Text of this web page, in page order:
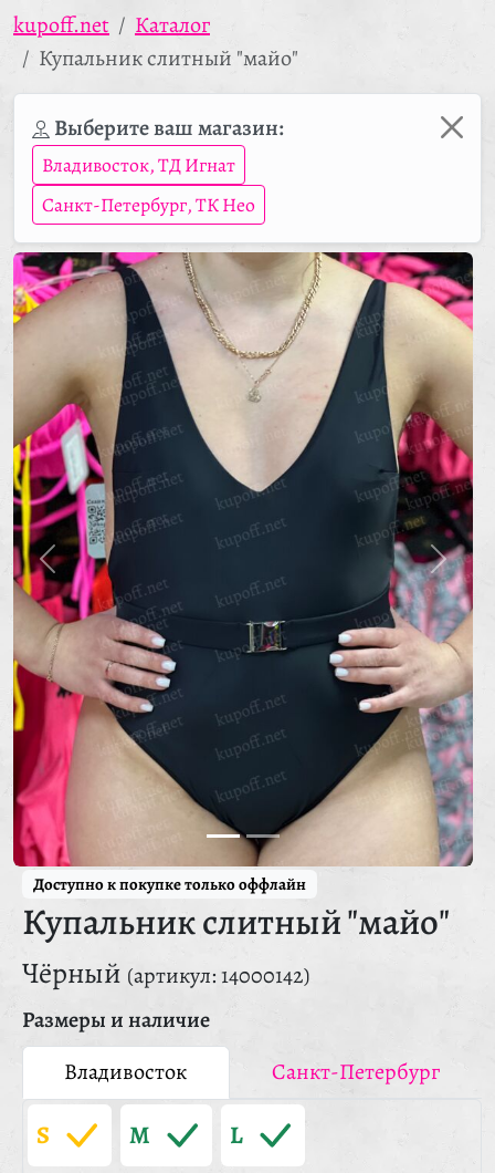
kupoff.net
Каталог
Купальник слитный "майо"
Выберите ваш магазин:
Владивосток, ТД Игнат
Санкт-Петербург, ТК Нео
Доступно к покупке только оффлайн
Купальник слитный "майо"
Чёрный (артикул: 14000142)
Размеры и наличие
Владивосток
Санкт-Петербург
S M L